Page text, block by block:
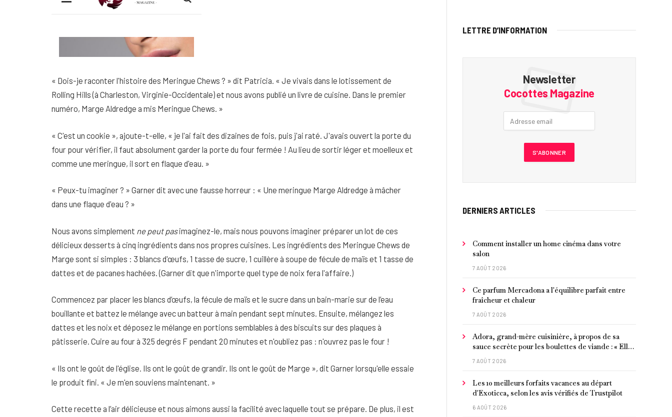
« Dois-je raconter l'histoire des Meringue Chews ? » dit Patricia. « Je vivais dans le lotissement de
Rolling Hills (à Charleston, Virginie-Occidentale) et nous avons publié un livre de cuisine. Dans le premier
numéro, Marge Aldredge a mis Meringue Chews. »
« C'est un cookie », ajoute-t-elle, « je l'ai fait des dizaines de fois, puis j'ai raté. J'avais ouvert la porte du
four pour vérifier, il faut absolument garder la porte du four fermée ! Au lieu de sortir léger et moelleux et
comme une meringue, il sort en flaque d'eau. »
« Peux-tu imaginer ? » Garner dit avec une fausse horreur : « Une meringue Marge Aldredge à mâcher
dans une flaque d'eau ? »
Nous avons simplement ne peut pasimaginez-le, mais nous pouvons imaginer préparer un lot de ces
délicieux desserts à cinq ingrédients dans nos propres cuisines. Les ingrédients des Meringue Chews de
Marge sont si simples : 3 blancs d'œufs, 1 tasse de sucre, 1 cuillère à soupe de fécule de maïs et 1 tasse de
dattes et de pacanes hachées. (Garner dit que n'importe quel type de noix fera l'affaire.)
Commencez par placer les blancs d’œufs, la fécule de maïs et le sucre dans un bain-marie sur de l’eau
bouillante et battez le mélange avec un batteur à main pendant sept minutes. Ensuite, mélangez les
dattes et les noix et déposez le mélange en portions semblables à des biscuits sur des plaques à
pâtisserie. Cuire au four à 325 degrés F pendant 20 minutes et n'oubliez pas : n'ouvrez pas le four !
« Ils ont le goût de l'église. Ils ont le goût de grandir. Ils ont le goût de Marge », dit Garner lorsqu'elle essaie
le produit fini. « Je m'en souviens maintenant. »
Cette recette a l’air délicieuse et nous aimons aussi la facilité avec laquelle tout se prépare. De plus, il est
LETTRE D’INFORMATION
Newsletter
Cocottes Magazine
DERNIERS ARTICLES
Comment installer un home cinéma dans votre
salon
7 AOÛT 2026
Ce parfum Mercadona a l'équilibre parfait entre
fraîcheur et chaleur
7 AOÛT 2026
Adora, grand-mère cuisinière, à propos de sa
sauce secrète pour les boulettes de viande : « Elle
contient un peu de curcuma, du poivre, une
7 AOÛT 2026
Les 10 meilleurs forfaits vacances au départ
d'Exoticca, selon les avis vérifiés de Trustpilot
6 AOÛT 2026